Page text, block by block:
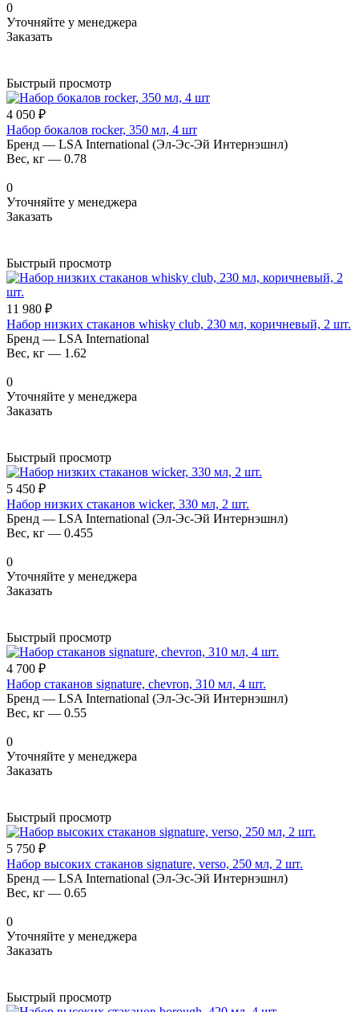
0
Уточняйте у менеджера
Заказать
Быстрый просмотр
4 050 ₽
Набор бокалов rocker, 350 мл, 4 шт
Бренд — LSA International (Эл-Эс-Эй Интернэшнл)
Вес, кг — 0.78
0
Уточняйте у менеджера
Заказать
Быстрый просмотр
11 980 ₽
Набор низких стаканов whisky club, 230 мл, коричневый, 2 шт.
Бренд — LSA International
Вес, кг — 1.62
0
Уточняйте у менеджера
Заказать
Быстрый просмотр
5 450 ₽
Набор низких стаканов wicker, 330 мл, 2 шт.
Бренд — LSA International (Эл-Эс-Эй Интернэшнл)
Вес, кг — 0.455
0
Уточняйте у менеджера
Заказать
Быстрый просмотр
4 700 ₽
Набор стаканов signature, chevron, 310 мл, 4 шт.
Бренд — LSA International (Эл-Эс-Эй Интернэшнл)
Вес, кг — 0.55
0
Уточняйте у менеджера
Заказать
Быстрый просмотр
5 750 ₽
Набор высоких стаканов signature, verso, 250 мл, 2 шт.
Бренд — LSA International (Эл-Эс-Эй Интернэшнл)
Вес, кг — 0.65
0
Уточняйте у менеджера
Заказать
Быстрый просмотр